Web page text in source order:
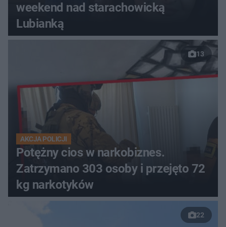
weekend nad starachowicką
Lubianką
13
AKCJA POLICJI
Potężny cios w narkobiznes.
Zatrzymano 303 osoby i przejęto 72
kg narkotyków
22